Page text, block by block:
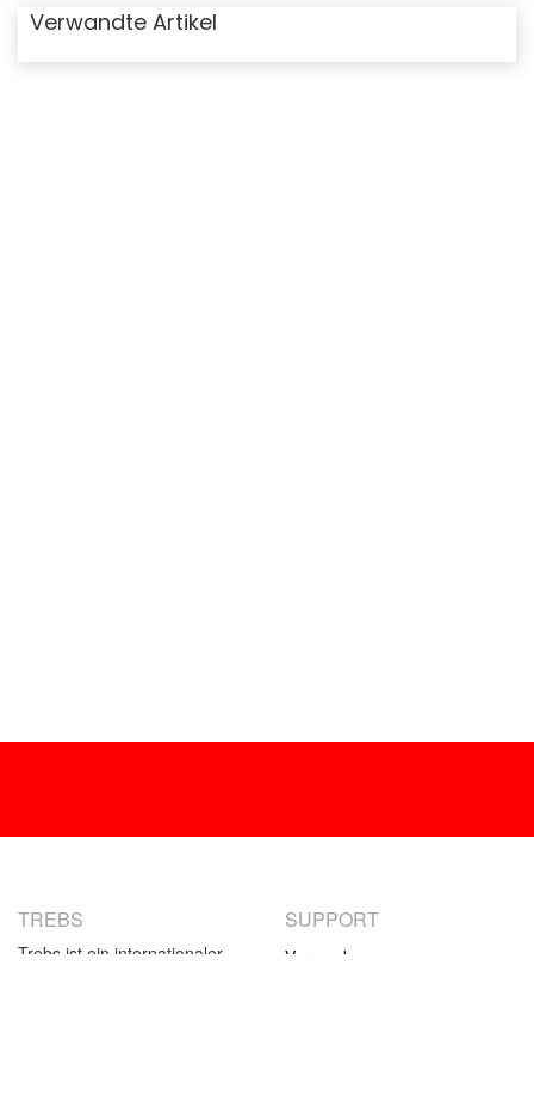
Verwandte Artikel
TREBS
Trebs ist ein internationaler
SUPPORT
Versand